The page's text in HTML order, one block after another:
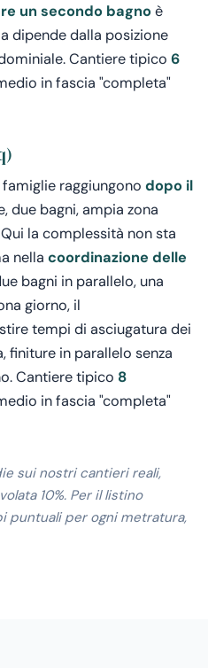
un secondo bagnoè
dipende dalla posizione
Cantiere tipico 6
in fascia "completa"
raggiungono dopo il
due bagni, ampia zona
la complessità non sta
nella coordinazione delle
bagni in parallelo, una
giorno, il
tempi di asciugatura dei
finiture in parallelo senza
Cantiere tipico 8
in fascia "completa"
sui nostri cantieri reali,
10%. Per il listino
per ogni metratura,